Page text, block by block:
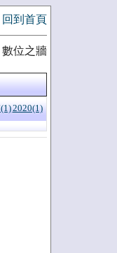
回到首頁
位之牆
2020(1)